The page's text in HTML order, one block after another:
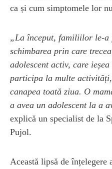
ca și cum simptomele lor
„La început, familiilor le-a
schimbarea prin care
adolescent activ, care
participa la multe
canapea toată ziua. O
a avea un adolescent la a
explică un specialist de la
Pujol.
Această lipsă de înțelegere